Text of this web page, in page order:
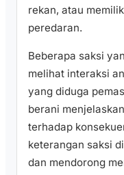
rekan, atau
peredaran.
Beberapa saksi
melihat interaksi
yang diduga
berani
terhadap
keterangan saksi
dan mendorong